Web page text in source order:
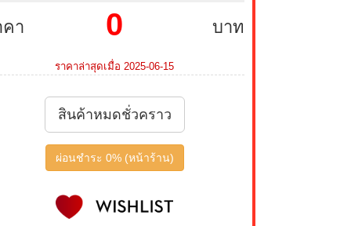
คา บาท
0
ราคาล่าสุดเมื่อ 2025-06-15
สินค้าหมดชั่วคราว
ผ่อนชำระ 0% (หน้าร้าน)